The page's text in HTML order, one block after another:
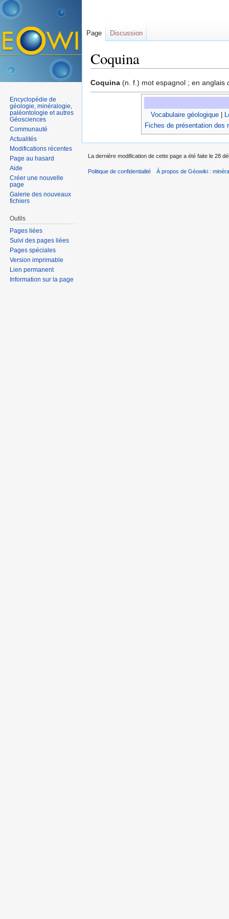
Coquina
Coquina (n. f.) mot espagnol ; en anglais
Vocabulaire géologique|
Fiches de présentation des
Page Discussion
Encyclopédie de
géologie, minéralogie,
paléontologie et autres
Géosciences
Communauté
Actualités
Modifications récentes
Page au hasard
Aide
Créer une nouvelle
page
Galerie des nouveaux
fichiers
Outils
Pages liées
Suivi des pages liées
Pages spéciales
Version imprimable
Lien permanent
Information sur la page
La dernière modification de cette page a été faite le 28
Politique de confidentialité À propos de Géowiki :